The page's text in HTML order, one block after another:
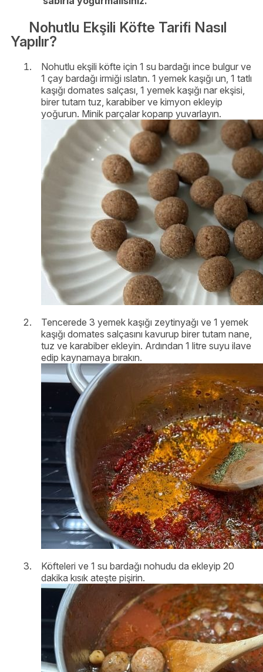
Nohutlu Ekşili Köfte Tarifi Nasıl
Yapılır?
Nohutlu ekşili köfte için 1 su bardağı ince bulgur ve
1 çay bardağı irmiği ıslatın. 1 yemek kaşığı un, 1 tatlı
kaşığı domates salçası, 1 yemek kaşığı nar ekşisi,
birer tutam tuz, karabiber ve kimyon ekleyip
yoğurun. Minik parçalar koparıp yuvarlayın.
Tencerede 3 yemek kaşığı zeytinyağı ve 1 yemek
kaşığı domates salçasını kavurup birer tutam nane,
tuz ve karabiber ekleyin. Ardından 1 litre suyu ilave
edip kaynamaya bırakın.
Köfteleri ve 1 su bardağı nohudu da ekleyip 20
dakika kısık ateşte pişirin.